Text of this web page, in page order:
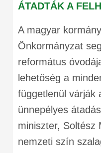
ÁTADTÁK A
A magyar
Önkormányzat
református
lehetőség a
függetlenül várják
ünnepélyes
miniszter, Soltész
nemzeti szín